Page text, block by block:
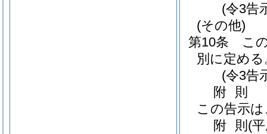
(令3告
(その他)
第10条
こ
別に定める
(令3告
附 則
この告示
附 則 (